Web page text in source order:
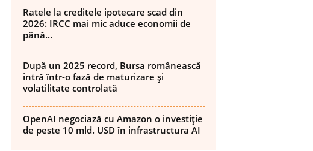
Ratele la creditele ipotecare scad din
2026: IRCC mai mic aduce economii de
până...
După un 2025 record, Bursa românească
intră într-o fază de maturizare și
volatilitate controlată
OpenAI negociază cu Amazon o investiție
de peste 10 mld. USD în infrastructura AI